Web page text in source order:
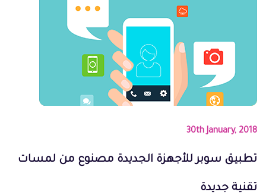
30th January, 2018
تطبيق سوبر للأجهزة الجديدة مصنوع من لمسات
تقنية جديدة